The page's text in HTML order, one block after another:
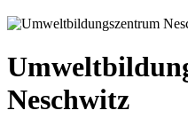
Neschwitz